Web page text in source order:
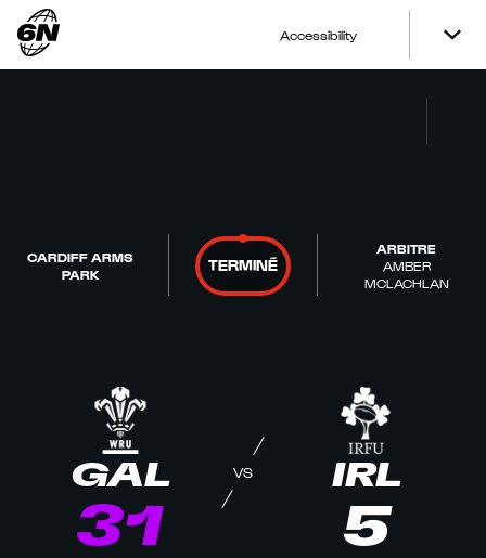
Accessibility
CARDIFF ARMS
PARK
TERMINÉ
ARBITRE
AMBER
MCLACHLAN
GAL
31
VS IRL
5